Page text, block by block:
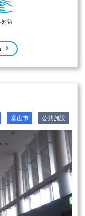
対策
富山市 公共施設